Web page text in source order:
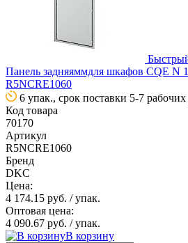
Панель задняяммдля шкафов CQE N
R5NCRE1060
6 упак., срок поставки 5-7
Код товара
70170
Артикул
R5NCRE1060
Бренд
DKC
Цена:
4 174.15 руб. / упак.
Оптовая цена:
4 090.67 руб. / упак.
В корзину